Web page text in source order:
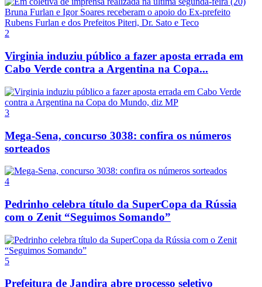
2
Virginia induziu público a fazer aposta errada em
Cabo Verde contra a Argentina na Copa...
3
Mega-Sena, concurso 3038: confira os números
sorteados
4
Pedrinho celebra título da SuperCopa da Rússia
com o Zenit “Seguimos Somando”
5
Prefeitura de Jandira abre processo seletivo